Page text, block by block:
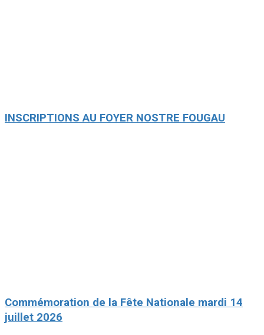
INSCRIPTIONS AU FOYER NOSTRE FOUGAU
Commémoration de la Fête Nationale mardi 14
juillet 2026